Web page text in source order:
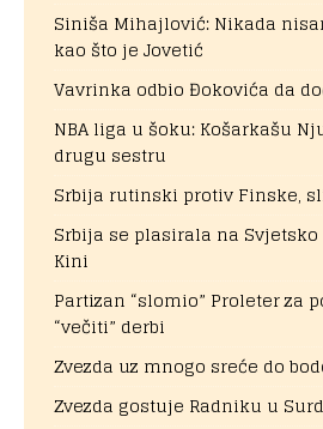
Siniša Mihajlović: Nikada
kao što je Jovetić
Vavrinka odbio Đokovića da
NBA liga u šoku: Košarkašu
drugu sestru
Srbija rutinski protiv Finske,
Srbija se plasirala na Svjetsko
Kini
Partizan “slomio” Proleter za
“večiti” derbi
Zvezda uz mnogo sreće do
Zvezda gostuje Radniku u